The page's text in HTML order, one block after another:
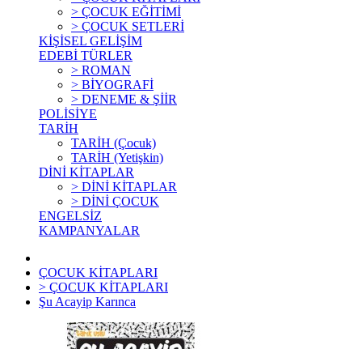
> ÇOCUK EĞİTİMİ
> ÇOCUK SETLERİ
KİŞİSEL GELİŞİM
EDEBİ TÜRLER
> ROMAN
> BİYOGRAFİ
> DENEME & ŞİİR
POLİSİYE
TARİH
TARİH (Çocuk)
TARİH (Yetişkin)
DİNİ KİTAPLAR
> DİNİ KİTAPLAR
> DİNİ ÇOCUK
ENGELSİZ
KAMPANYALAR
ÇOCUK KİTAPLARI
> ÇOCUK KİTAPLARI
Şu Acayip Karınca